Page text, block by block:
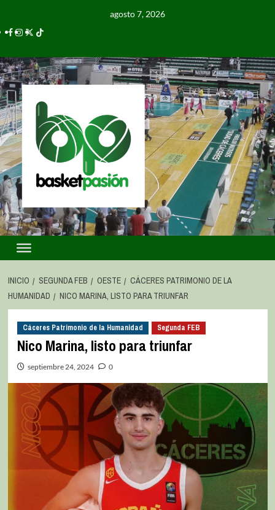
agosto 7, 2026
INICIO SEGUNDA FEB OESTE
CÁCERES PATRIMONIO DE LA
HUMANIDAD
NICO MARINA, LISTO PARA TRIUNFAR
Cáceres Patrimonio de la Humanidad Segunda FEB
Nico Marina, listo para triunfar
septiembre 24, 2024 0